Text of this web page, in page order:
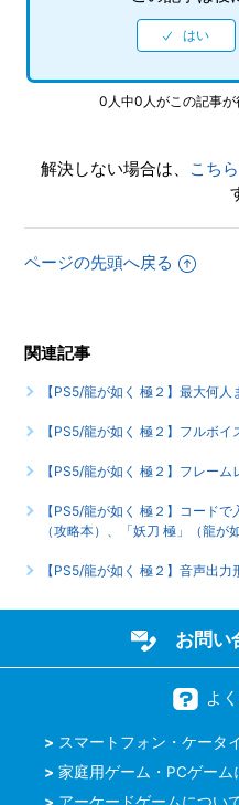
【PS5/龍が如く 極２】何を
いか、バトルで勝てない場
【PS5/龍が如く 極２】クリ
【PS5/龍が如く 極２】クリ
りますか
【PS5/龍が如く 極２】真島
もっと見る
0人中0人がこの記事
解決しない場合は、 こちら
ページの先頭へ戻る
関連記事
【PS5/龍が如く 極２】最大何
【PS5/龍が如く 極２】フルボイ
【PS5/龍が如く 極２】フレー
【PS5/龍が如く 極２】コード
（攻略本）、「妖刀 極」（龍
【PS5/龍が如く 極２】音声出
お問い
よ
スマートフォン・ケータ
家庭用ゲーム・PCゲーム
アーケードゲームについ